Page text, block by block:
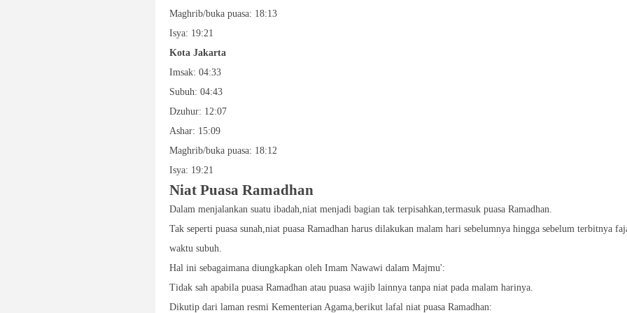
Maghrib/buka puasa: 18:13
Isya: 19:21
Kota Jakarta
Imsak: 04:33
Subuh: 04:43
Dzuhur: 12:07
Ashar: 15:09
Maghrib/buka puasa: 18:12
Isya: 19:21
Niat Puasa Ramadhan
Dalam menjalankan suatu ibadah,niat menjadi bagian tak terpisahkan,termasuk puasa Ramadhan.
Tak seperti puasa sunah,niat puasa Ramadhan harus dilakukan malam hari sebelumnya hingga sebelum terbitnya
waktu subuh.
Hal ini sebagaimana diungkapkan oleh Imam Nawawi dalam Majmu':
Tidak sah apabila puasa Ramadhan atau puasa wajib lainnya tanpa niat pada malam harinya.
Dikutip dari laman resmi Kementerian Agama,berikut lafal niat puasa Ramadhan: